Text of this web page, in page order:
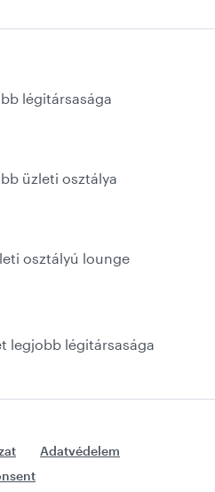
légitársasága
üzleti osztálya
osztályú lounge
legjobb légitársasága
Adatvédelem